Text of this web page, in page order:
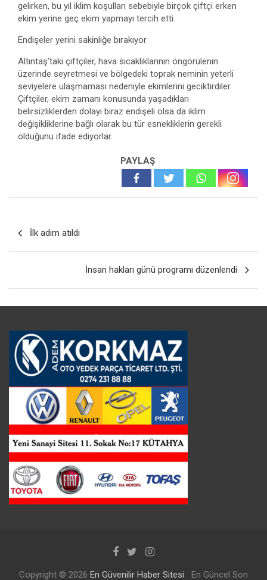
gelirken, bu yıl iklim koşulları sebebiyle birçok çiftçi erken
ekim yerine geç ekim yapmayı tercih etti.
Endişeler yerini sakinliğe bırakıyor
Altıntaş’taki çiftçiler, hava sıcaklıklarının öngörülenin
üzerinde seyretmesi ve bölgedeki toprak neminin yeterli
seviyelere ulaşmaması nedeniyle ekimlerini geciktirdiler.
Çiftçiler, ekim zamanı konusunda yaşadıkları
belirsizliklerden dolayı biraz endişeli olsa da iklim
değişikliklerine bağlı olarak bu tür esnekliklerin gerekli
olduğunu ifade ediyorlar.
PAYLAŞ
Yazı
İlk adım atıldı
İnsan hakları günü programı düzenlendi
Copyright © 2026 En Güvenilir Haber Sitesi En Güncel Son